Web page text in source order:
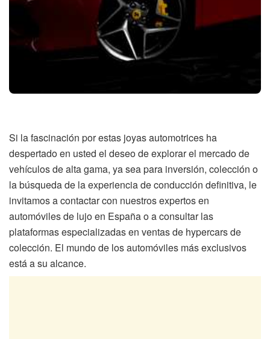
Si la fascinación por estas joyas automotrices ha
despertado en usted el deseo de explorar el mercado de
vehículos de alta gama, ya sea para inversión, colección o
la búsqueda de la experiencia de conducción definitiva, le
invitamos a contactar con nuestros expertos en
automóviles de lujo en España o a consultar las
plataformas especializadas en ventas de hypercars de
colección. El mundo de los automóviles más exclusivos
está a su alcance.